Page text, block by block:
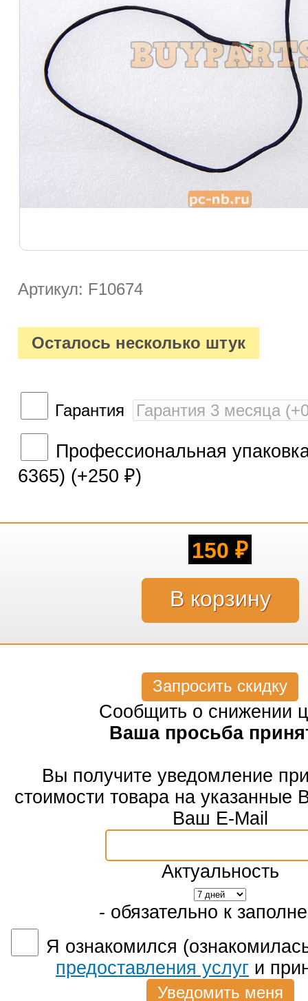
Артикул: F10674
Осталось несколько штук
Гарантия
Профессиональная
6365) (+250 ₽)
150 ₽
Запросить скидку
Сообщить о снижении
Ваша просьба
Вы получите уведомление
стоимости товара на указанные
Ваш E-Mail
Актуальность
- обязательно к
Я ознакомился
предоставления услуг и